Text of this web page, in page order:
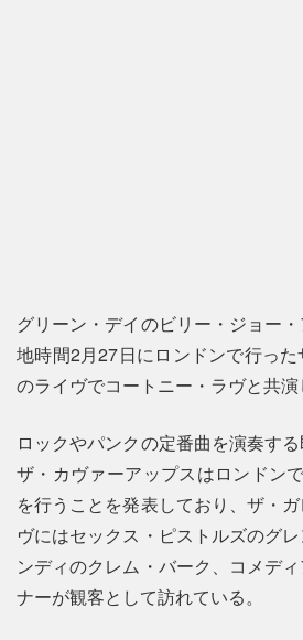
グリーン・デイのビリー・ジョー
地時間2月27日にロンドンで行っ
のライヴでコートニー・ラヴと共演
ロックやパンクの定番曲を演奏す
ザ・カヴァーアップスはロンドン
を行うことを発表しており、ザ・
ヴにはセックス・ピストルズのグ
ンディのクレム・バーク、コメデ
ナーが観客として訪れている。